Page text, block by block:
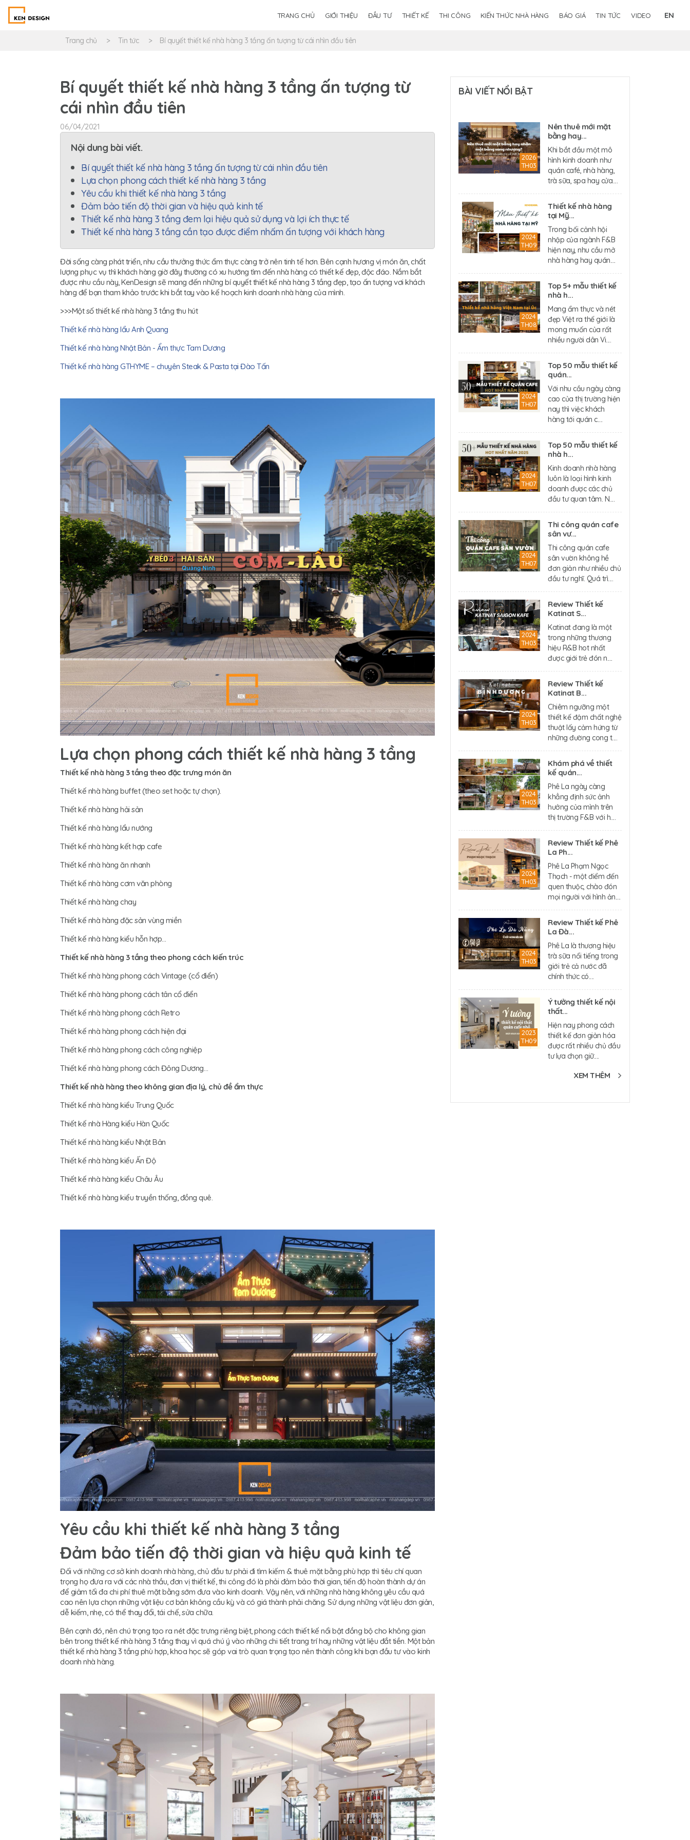
TRANG CHỦ GIỚI THIỆU ĐẦU TƯ THIẾT KẾ THI CÔNG KIẾN THỨC NHÀ HÀNG BÁO GIÁ TIN TỨC VIDEO EN
Trang chủ Tin tức Bí quyết thiết kế nhà hàng 3 tầng ấn tượng từ cái nhìn đầu tiên
Bí quyết thiết kế nhà hàng 3 tầng ấn tượng từ
cái nhìn đầu tiên
06/04/2021
Nội dung bài viết.
Bí quyết thiết kế nhà hàng 3 tầng ấn tượng từ cái nhìn đầu tiên
Lựa chọn phong cách thiết kế nhà hàng 3 tầng
Yêu cầu khi thiết kế nhà hàng 3 tầng
Đảm bảo tiến độ thời gian và hiệu quả kinh tế
Thiết kế nhà hàng 3 tầng đem lại hiệu quả sử dụng và lợi ích thực tế
Thiết kế nhà hàng 3 tầng cần tạo được điểm nhấm ấn tượng với khách hàng
Đời sống càng phát triển, nhu cầu thưởng thức ẩm thực càng trở nên tinh tế hơn. Bên cạnh hương vị món ăn, chất
lượng phục vụ thì khách hàng giờ đây thường có xu hướng tìm đến nhà hàng có thiết kế đẹp, độc đáo. Nắm bắt
được nhu cầu này, KenDesign sẽ mang đến những bí quyết thiết kế nhà hàng 3 tầng đẹp, tạo ấn tượng vơi khách
hàng để bạn tham khảo trước khi bắt tay vào kế hoạch kinh doanh nhà hàng của mình.
>>>Một số thiết kế nhà hàng 3 tầng thu hút
Thiết kế nhà hàng lẩu Anh Quang
Thiết kế nhà hàng Nhật Bản - Ẩm thực Tam Dương
Thiết kế nhà hàng GTHYME – chuyên Steak & Pasta tại Đào Tấn
Lựa chọn phong cách thiết kế nhà hàng 3 tầng
Thiết kế nhà hàng 3 tầng theo đặc trưng món ăn
Thiết kế nhà hàng buffet (theo set hoặc tự chọn).
Thiết kế nhà hàng hải sản
Thiết kế nhà hàng lẩu nướng
Thiết kế nhà hàng kết hợp cafe
Thiết kế nhà hàng ăn nhanh
Thiết kế nhà hàng cơm văn phòng
Thiết kế nhà hàng chay
Thiết kế nhà hàng đặc sản vùng miền
Thiết kế nhà hàng kiểu hỗn hợp…
Thiết kế nhà hàng 3 tầng theo phong cách kiến trúc
Thiết kế nhà hàng phong cách Vintage (cổ điển)
Thiết kế nhà hàng phong cách tân cổ điển
Thiết kế nhà hàng phong cách Retro
Thiết kế nhà hàng phong cách hiện đại
Thiết kế nhà hàng phong cách công nghiệp
Thiết kế nhà hàng phong cách Đông Dương…
Thiết kế nhà hàng theo không gian địa lý, chủ đề ẩm thực
Thiết kế nhà hàng kiểu Trung Quốc
Thiết kế nhà Hàng kiểu Hàn Quốc
Thiết kế nhà hàng kiểu Nhật Bản
Thiết kế nhà hàng kiểu Ấn Độ
Thiết kế nhà hàng kiểu Châu Âu
Thiết kế nhà hàng kiểu truyền thống, đồng quê.
Yêu cầu khi thiết kế nhà hàng 3 tầng
Đảm bảo tiến độ thời gian và hiệu quả kinh tế
Đối với những cơ sở kinh doanh nhà hàng, chủ đầu tư phải đi tìm kiếm & thuê mặt bằng phù hợp thì tiêu chí quan
trọng họ đưa ra với các nhà thầu, đơn vị thiết kế, thi công đó là phải đảm bảo thời gian, tiến độ hoàn thành dự án
để giảm tối đa chi phí thuê mặt bằng sớm đưa vào kinh doanh. Vậy nên, với những nhà hàng không yêu cầu quá
cao nên lựa chọn những vật liệu cơ bản không cầu kỳ và có giá thành phải chăng. Sử dụng những vật liệu đơn giản,
dễ kiếm, nhẹ, có thể thay đổi, tái chế, sửa chữa.
Bên cạnh đó, nên chú trọng tạo ra nét đặc trưng riêng biệt, phong cách thiết kế nổi bật đồng bộ cho không gian
bên trong thiết kế nhà hàng 3 tầng thay vì quá chú ý vào những chi tiết trang trí hay những vật liệu đắt tiền. Một bản
thiết kế nhà hàng 3 tầng phù hợp, khoa học sẽ góp vai trò quan trọng tạo nên thành công khi bạn đầu tư vào kinh
doanh nhà hàng.
BÀI VIẾT NỔI BẬT
2026
TH03
Nên thuê mới mặt
bằng hay...
Khi bắt đầu một mô
hình kinh doanh như
quán café, nhà hàng,
trà sữa, spa hay cửa....
2024
TH09
Thiết kế nhà hàng
tại Mỹ...
Trong bối cảnh hội
nhập của ngành F&B
hiện nay, nhu cầu mở
nhà hàng hay quán....
2024
TH08
Top 5+ mẫu thiết kế
nhà h...
Mang ẩm thực và nét
đẹp Việt ra thế giới là
mong muốn của rất
nhiều người dân Vi....
2024
TH07
Top 50 mẫu thiết kế
quán...
Với nhu cầu ngày càng
cao của thị trường hiện
nay thì việc khách
hàng tới quán c....
2024
TH07
Top 50 mẫu thiết kế
nhà h...
Kinh doanh nhà hàng
luôn là loại hình kinh
doanh được các chủ
đầu tư quan tâm. N....
2024
TH07
Thi công quán cafe
sân vư...
Thi công quán cafe
sân vườn không hề
đơn giản như nhiều chủ
đầu tư nghĩ. Quá trì....
2024
TH03
Review Thiết kế
Katinat S...
Katinat đang là một
trong những thương
hiệu R&B hot nhất
được giới trẻ đón n....
2024
TH03
Review Thiết kế
Katinat B...
Chiêm ngưỡng một
thiết kế đậm chất nghệ
thuật lấy cảm hứng từ
những đường cong t....
2024
TH03
Khám phá về thiết
kế quán...
Phê La ngày càng
khẳng định sức ảnh
hưởng của mình trên
thị trường F&B với h....
2024
TH03
Review Thiết kế Phê
La Ph...
Phê La Phạm Ngọc
Thạch - một điểm đến
quen thuộc, chào đón
mọi người với hình ản....
2024
TH03
Review Thiết kế Phê
La Đà...
Phê La là thương hiệu
trà sữa nổi tiếng trong
giới trẻ cả nước đã
chính thức có....
2023
TH09
Ý tưởng thiết kế nội
thất...
Hiện nay phong cách
thiết kế đơn giản hóa
được rất nhiều chủ đầu
tư lựa chọn giữ....
XEM THÊM